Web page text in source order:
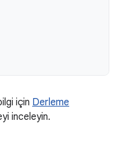
için Derleme
inceleyin.